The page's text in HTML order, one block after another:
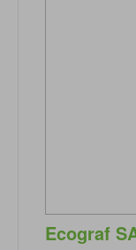
Ecograf